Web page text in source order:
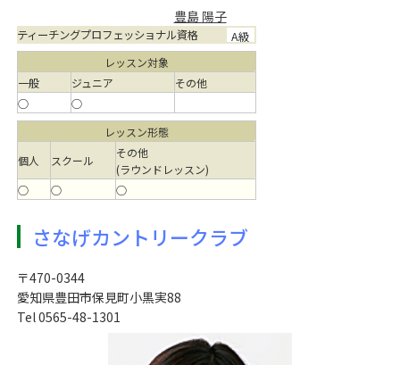
豊島 陽子
ティーチングプロフェッショナル資格 A級
レッスン対象
一般
ジュニア
その他
○
○
レッスン形態
個人
スクール
その他
(ラウンドレッスン)
○
○ ○
さなげカントリークラブ
〒470-0344
愛知県豊田市保見町小黒実88
Tel 0565-48-1301